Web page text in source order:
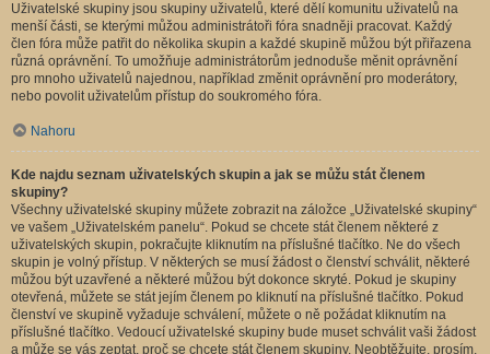
Uživatelské skupiny jsou skupiny uživatelů, které dělí komunitu uživatelů na
menší části, se kterými můžou administrátoři fóra snadněji pracovat. Každý
člen fóra může patřit do několika skupin a každé skupině můžou být přiřazena
různá oprávnění. To umožňuje administrátorům jednoduše měnit oprávnění
pro mnoho uživatelů najednou, například změnit oprávnění pro moderátory,
nebo povolit uživatelům přístup do soukromého fóra.
Nahoru
Kde najdu seznam uživatelských skupin a jak se můžu stát členem
skupiny?
Všechny uživatelské skupiny můžete zobrazit na záložce „Uživatelské skupiny“
ve vašem „Uživatelském panelu“. Pokud se chcete stát členem některé z
uživatelských skupin, pokračujte kliknutím na příslušné tlačítko. Ne do všech
skupin je volný přístup. V některých se musí žádost o členství schválit, některé
můžou být uzavřené a některé můžou být dokonce skryté. Pokud je skupiny
otevřená, můžete se stát jejím členem po kliknutí na příslušné tlačítko. Pokud
členství ve skupině vyžaduje schválení, můžete o ně požádat kliknutím na
příslušné tlačítko. Vedoucí uživatelské skupiny bude muset schválit vaši žádost
a může se vás zeptat, proč se chcete stát členem skupiny. Neobtěžujte, prosím,